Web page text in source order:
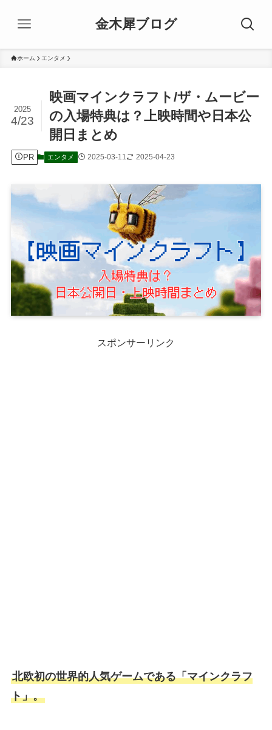
金木犀ブログ
ホーム エンタメ
映画マインクラフト/ザ・ムービー
の入場特典は？上映時間や日本公
開日まとめ
2025
4/23
PR エンタメ 2025-03-11 2025-04-23
スポンサーリンク
北欧初の世界的人気ゲームである「マインクラフ
ト」。